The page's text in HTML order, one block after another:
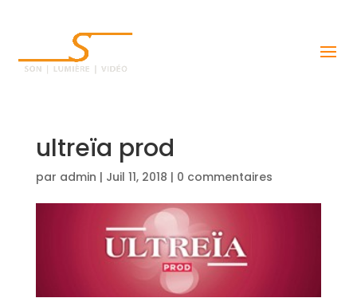
ultreïa prod
par admin | Juil 11, 2018 | 0 commentaires